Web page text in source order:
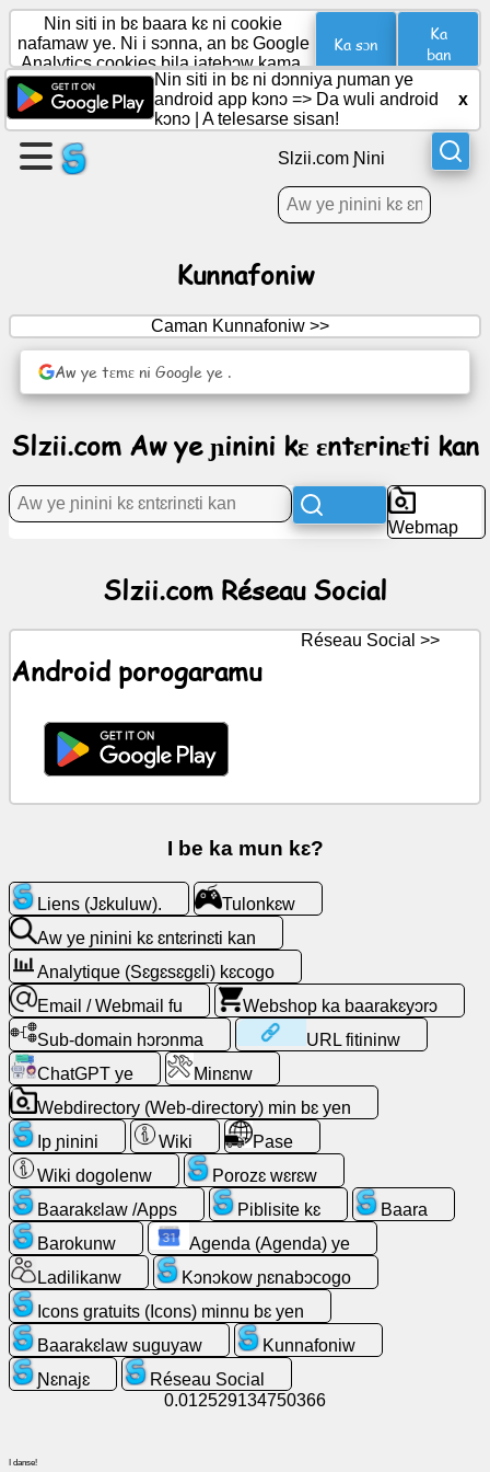
Aw
bɛ
ɲɛ
dɔ
Barokunw
(Agenda)
Ɲɛnajɛ
Kunnafoniw
gratuits
(Icons)
bɛ
ChatGPT
ye
Wiki
Ladilikanw
Tulonkɛw
Aw
ye
ɲinini
kɛ
ɛntɛrinɛti
kan
Email
/
Webmail
fu
Nin siti in bɛ baara kɛ ni cookie
nafamaw ye. Ni i sɔnna, an bɛ Google
Analytics cookies bila jatebɔw kama.
Ka sɔn
Ka
ban
Nin siti in bɛ ni dɔnniya ɲuman ye
android app kɔnɔ => Da wuli android
kɔnɔ
A telesarse sisan!
x
Slzii.com Ɲini
Kunnafoniw
Caman Kunnafoniw >>
Aw ye tɛmɛ ni Google ye .
Slzii.com Aw ye ɲinini kɛ ɛntɛrinɛti kan
Webmap
Slzii.com Réseau Social
Android porogaramu
Réseau Social >>
I be ka mun kɛ?
Liens (Jɛkuluw).
Tulonkɛw
Aw ye ɲinini kɛ ɛntɛrinɛti kan
Analytique (Sɛgɛsɛgɛli) kɛcogo
Email / Webmail fu
Webshop ka baarakɛyɔrɔ
Sub-domain hɔrɔnma
URL fitininw
ChatGPT ye
Minɛnw
Webdirectory (Web-directory) min bɛ yen
Ip ɲinini
Wiki
Pase
Wiki dogolenw
Porozɛ wɛrɛw
Baarakɛlaw /Apps
Piblisite kɛ
Baara
Barokunw
Agenda (Agenda) ye
Ladilikanw
Kɔnɔkow ɲɛnabɔcogo
Icons gratuits (Icons) minnu bɛ yen
Baarakɛlaw suguyaw
Kunnafoniw
Ɲɛnajɛ
Réseau Social
0.012529134750366
I danse!